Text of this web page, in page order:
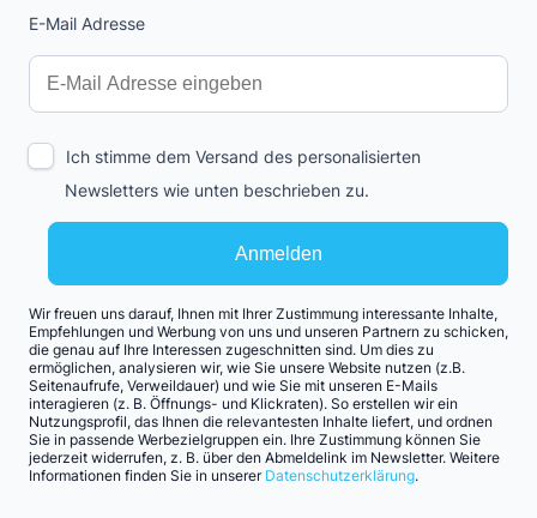
E-Mail Adresse
Interests
Amount
Anmelden
Ich stimme dem Versand des personalisierten
Newsletters wie unten beschrieben zu.
Wir freuen uns darauf, Ihnen mit Ihrer Zustimmung interessante Inhalte,
Empfehlungen und Werbung von uns und unseren Partnern zu schicken,
die genau auf Ihre Interessen zugeschnitten sind. Um dies zu
ermöglichen, analysieren wir, wie Sie unsere Website nutzen (z.B.
Seitenaufrufe, Verweildauer) und wie Sie mit unseren E-Mails
interagieren (z. B. Öffnungs- und Klickraten). So erstellen wir ein
Nutzungsprofil, das Ihnen die relevantesten Inhalte liefert, und ordnen
Sie in passende Werbezielgruppen ein. Ihre Zustimmung können Sie
jederzeit widerrufen, z. B. über den Abmeldelink im Newsletter. Weitere
Informationen finden Sie in unserer Datenschutzerklärung.